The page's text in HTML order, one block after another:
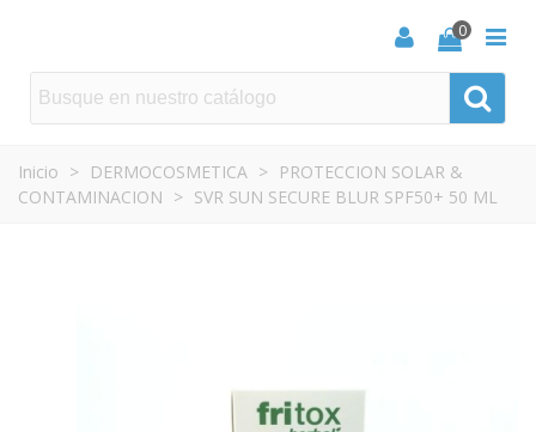
0
Inicio > DERMOCOSMETICA >
PROTECCION SOLAR &
CONTAMINACION > SVR SUN SECURE BLUR SPF50+ 50 ML